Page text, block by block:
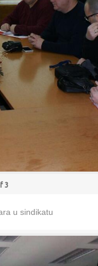
3
u sindikatu